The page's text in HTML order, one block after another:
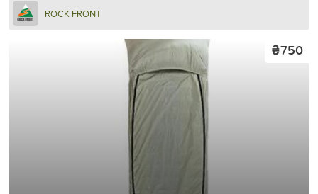
ROCK FRONT
₴750